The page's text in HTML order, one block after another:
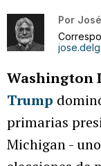
Por
Washington
Trump
primarias
Michigan -